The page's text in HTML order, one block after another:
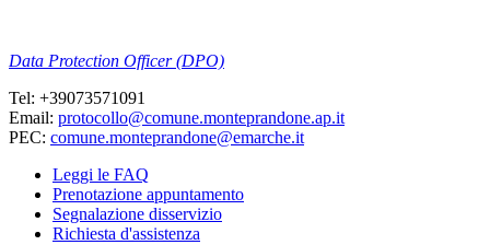
Data Protection Officer (DPO)
Tel: +39073571091
Email: protocollo@comune.monteprandone.ap.it
PEC: comune.monteprandone@emarche.it
Leggi le FAQ
Prenotazione appuntamento
Segnalazione disservizio
Richiesta d'assistenza